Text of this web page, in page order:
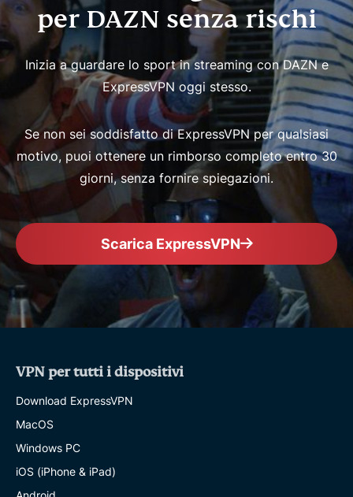
per DAZN senza rischi
Inizia a guardare lo sport in streaming con DAZN e
ExpressVPN oggi stesso.
Se non sei soddisfatto di ExpressVPN per qualsiasi
motivo, puoi ottenere un rimborso completo entro 30
giorni, senza fornire spiegazioni.
Scarica ExpressVPN
VPN per tutti i dispositivi
Download ExpressVPN
MacOS
Windows PC
iOS (iPhone & iPad)